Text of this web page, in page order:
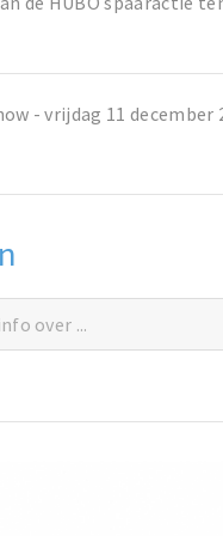
- vrijdag 11 december